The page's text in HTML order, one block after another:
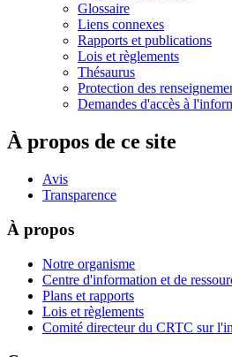
Glossaire
Liens connexes
Rapports et publications
Lois et règlements
Thésaurus
Protection des
Demandes d'accès à
À propos de ce site
Avis
Transparence
À propos
Notre organisme
Centre d'information et de
Plans et rapports
Lois et règlements
Comité directeur du CRTC sur